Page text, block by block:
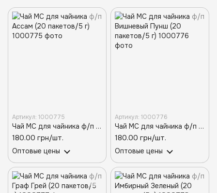
Артикул: 1000775
Чай МС для чайника ф/п Ассам (20 пакетов/5 г)
180.00 грн/шт.
Оптовые цены
Артикул: 1000776
Чай МС для чайника ф/п Вишневый Пунш (20 пакетов/5 г)
180.00 грн/шт.
Оптовые цены